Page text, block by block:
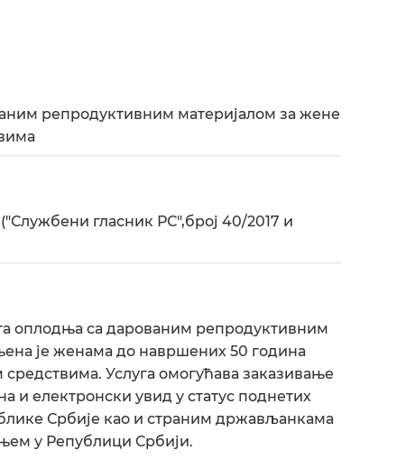
репродуктивним материјалом за жене
гласник РС",број 40/2017 и
оплодња са дарованим репродуктивним
је женама до навршених 50 година
Услуга омогућава заказивање
и електронски увид у статус поднетих
Србије као и страним држављанкама
у Републици Србији.